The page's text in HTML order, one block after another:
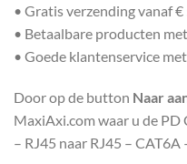
• Gratis verzending vanaf €
• Betaalbare producten
• Goede klantenservice
Door op de button Naar
MaxiAxi.com waar u de
– RJ45 naar RJ45 –